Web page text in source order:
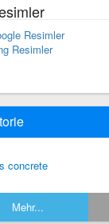
Resimler
Resimler
concrete
Mehr...